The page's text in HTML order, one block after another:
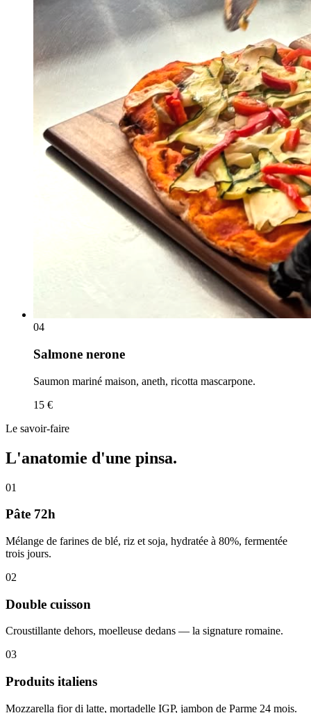
04
Salmone nerone
Saumon mariné maison, aneth, ricotta mascarpone.
15 €
Le savoir-faire
L'anatomie d'une pinsa.
01
Pâte 72h
Mélange de farines de blé, riz et soja, hydratée à 80%, fermentée
trois jours.
02
Double cuisson
Croustillante dehors, moelleuse dedans — la signature romaine.
03
Produits italiens
Mozzarella fior di latte, mortadelle IGP, jambon de Parme 24 mois.